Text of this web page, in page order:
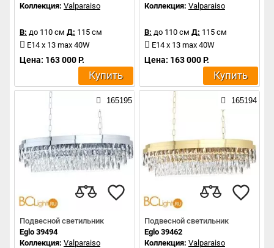
Коллекция: Valparaiso
В: до 110 см Д: 115 см
E14 x 13 max 40W
Цена: 163 000 Р.
Купить
Коллекция: Valparaiso
В: до 110 см Д: 115 см
E14 x 13 max 40W
Цена: 163 000 Р.
Купить
165195
Подвесной светильник
Eglo 39494
Коллекция: Valparaiso
165194
Подвесной светильник
Eglo 39462
Коллекция: Valparaiso